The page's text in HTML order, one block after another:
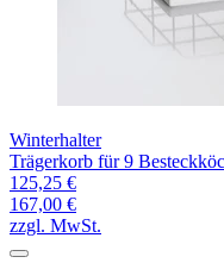
Winterhalter
Trägerkorb für 9
125,25 €
167,00 €
zzgl. MwSt.